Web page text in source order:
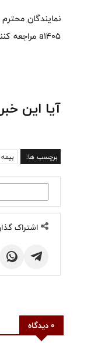
a1405 مراجعه کنند.
آیا این
برچسب ها:
اشتراک
0 دیدگاه